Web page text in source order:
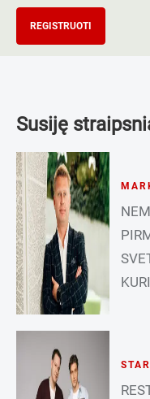
REGISTRUOTI
Susiję